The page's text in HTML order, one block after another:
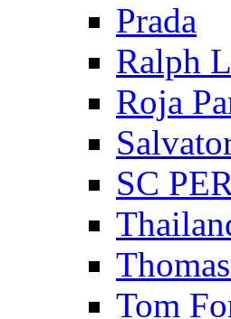
Prada
Ralph
Roja
SC
Tom